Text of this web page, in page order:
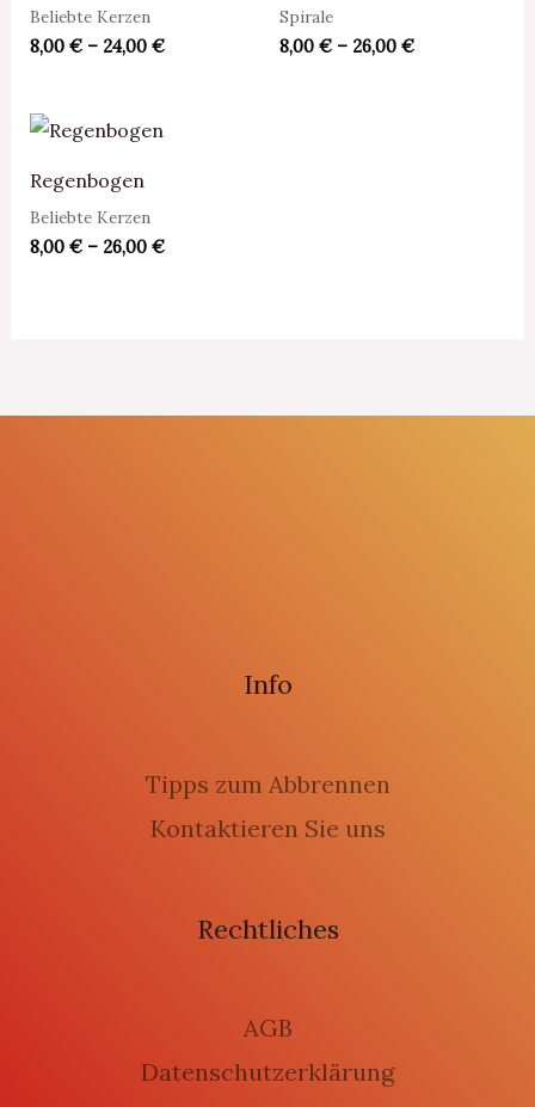
Beliebte Kerzen
8,00 € – 24,00 €
Spirale
8,00 € – 26,00 €
Regenbogen
Beliebte Kerzen
8,00 € – 26,00 €
8,00 €
Info
Tipps zum Abbrennen
Kontaktieren Sie uns
Rechtliches
AGB
Datenschutzerklärung